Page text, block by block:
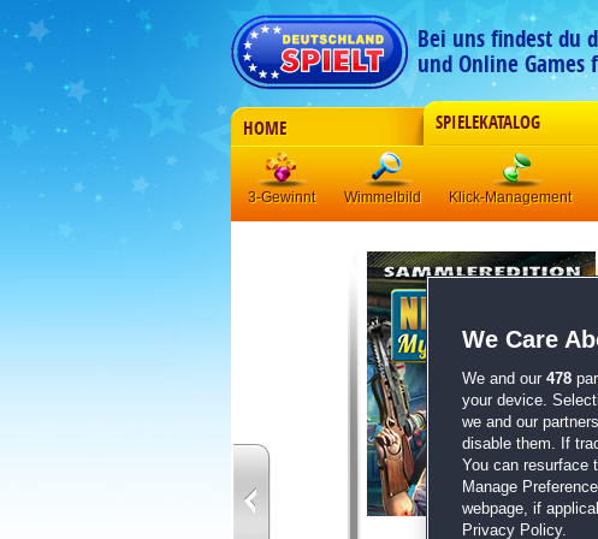
Bei uns findest du
und Online Games
HOME SPIELEKATALOG
3-Gewinnt Wimmelbild Klick-Management
We Care
We and our 478
your device.
we and our
disable them. If
You can resurface
Manage
webpage, if
Privacy Policy.